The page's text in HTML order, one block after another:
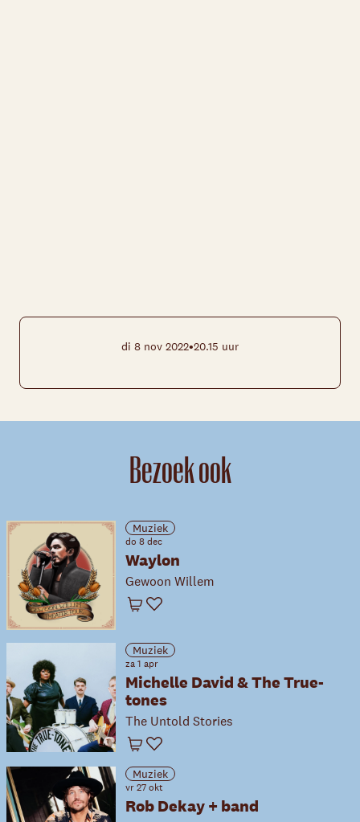
di 8 nov 2022•20.15 uur
Bezoek ook
Muziek
do 8 dec
Waylon
Gewoon Willem
Winkelwagen
Favoriet
Muziek
za 1 apr
Michelle David & The True-
tones
The Untold Stories
Winkelwagen
Favoriet
Muziek
vr 27 okt
Rob Dekay + band